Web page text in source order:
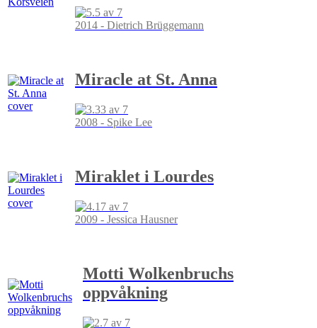
2014 - Dietrich Brüggemann
Miracle at St. Anna
2008 - Spike Lee
Miraklet i Lourdes
2009 - Jessica Hausner
Motti Wolkenbruchs
oppvåkning